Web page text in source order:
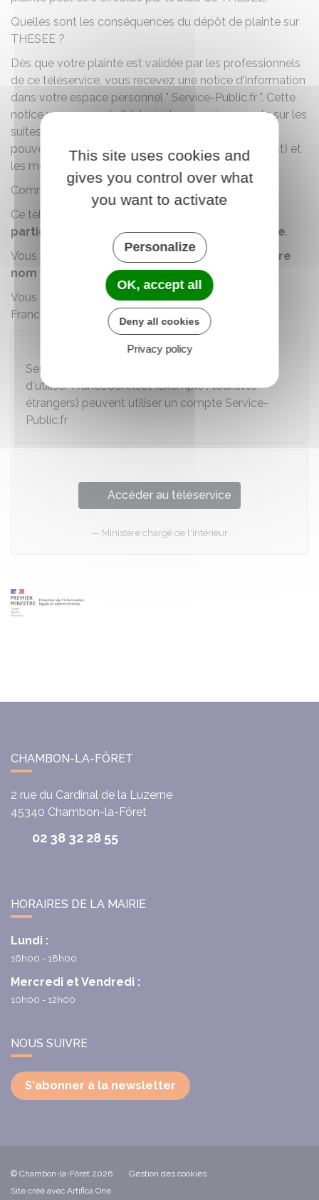
Quelles sont les conséquences du dépôt de plainte sur
THESEE ?
Dès que votre plainte est validée par les professionnels
de ce téléservice, vous recevez une notice d'information
dans votre espace personnel " Service-Public.fr ". Cette
notice vous permet d'obtenir des renseignements sur les
suites données à votre plainte, les aides dont vous
pouvez bénéficier (exemple : assistance d'un avocat) et
les moyens d'obtenir une indemnisation.
Comment déposer plainte sur THESEE ?
Ce téléservice peut être utilisé si vous êtes un
particulier
de nationalitéfrançaise ou étrangère.
Vous pouvez déposer plainteuniquement en votre
nom propre
en indiquant votre identité
Vous devez obligatoirement vous authentifier avec
FranceConnect.
Seules les personnes qui n'ont pas la possibilité
d'utiliser FranceConnect (exemple : touristes
étrangers) peuvent utiliser un compte Service-
Public.fr
Accéder au téléservice
Ministère chargé de l'intérieur
CHAMBON-LA-FÔRET
2 rue du Cardinal de la Luzerne
45340 Chambon-la-Fôret
02 38 32 28 55
HORAIRES DE LA MAIRIE
Lundi :
16h00 - 18h00
Mercredi et Vendredi :
10h00 - 12h00
NOUS SUIVRE
S'abonner à la newsletter
© Chambon-la-Fôret 2026
Gestion des cookies
Site créé avec Artifica One
This site uses cookies and
gives you control over what
you want to activate
Personalize
OK, accept all
Deny all cookies
Privacy policy